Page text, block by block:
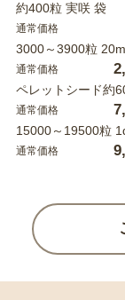
約400粒 実咲 袋
通常価格
3000～3900粒
通常価格
ペレットシード約
通常価格
15000～19500粒
通常価格